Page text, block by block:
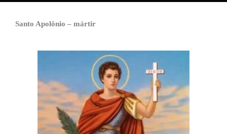
Santo Apolônio – mártir